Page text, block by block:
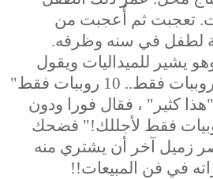
تعجبت ثم أُعجبت من
لطفل في سنه وظرفه.
يشير للميداليات ويقول
بانجليزية طلقة "10 روببات فقط.. 10 روببات فقط"
كثير" ، فقال فورا ودون
كثير "إذن 5 روبيات فقط لأجللك!" فضحك
زميل آخر أن يشتري منه
في فن المبيعات!!